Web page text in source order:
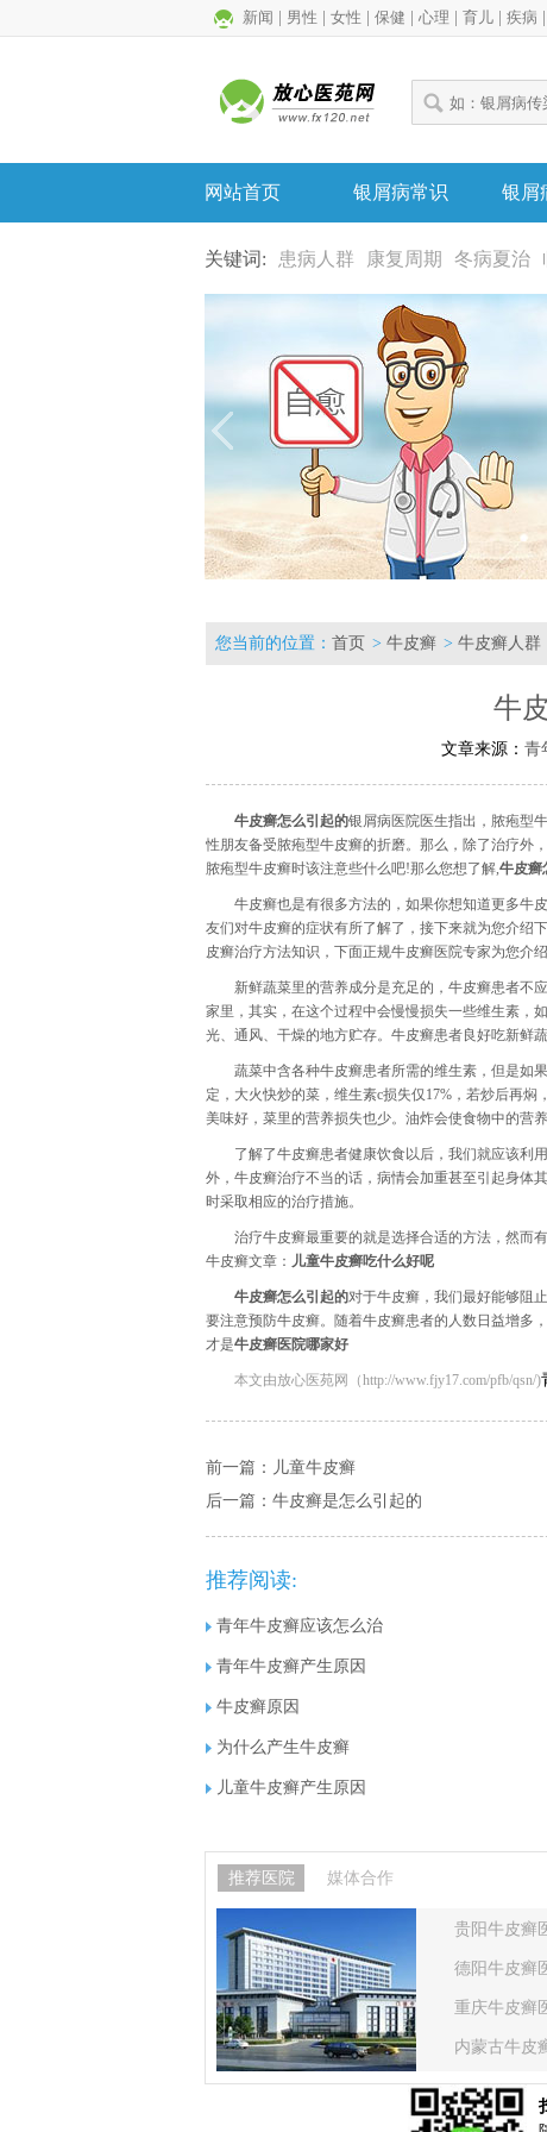
新闻 男性 女性 保健 心理 育儿 疾病
网站首页 银屑病常识 银屑
关键词: 患病人群 康复周期 冬病夏治
您当前的位置： 首页 > 牛皮癣 > 牛皮癣人群
牛
文章来源： 青
牛皮癣怎么引起的银屑病医院医生指出，脓疱型
性朋友备受脓疱型牛皮癣的折磨。那么，除了治疗外
脓疱型牛皮癣时该注意些什么吧!那么您想了解,牛皮癣
牛皮癣也是有很多方法的，如果你想知道更多牛
友们对牛皮癣的症状有所了解了，接下来就为您介绍下
皮癣治疗方法知识，下面正规牛皮癣医院专家为您介绍
新鲜蔬菜里的营养成分是充足的，牛皮癣患者不
家里，其实，在这个过程中会慢慢损失一些维生素，
光、通风、干燥的地方贮存。牛皮癣患者良好吃新鲜
蔬菜中含各种牛皮癣患者所需的维生素，但是如
定，大火快炒的菜，维生素c损失仅17%，若炒后再
美味好，菜里的营养损失也少。油炸会使食物中的营
了解了牛皮癣患者健康饮食以后，我们就应该利
外，牛皮癣治疗不当的话，病情会加重甚至引起身体
时采取相应的治疗措施。
治疗牛皮癣最重要的就是选择合适的方法，然而
牛皮癣文章： 儿童牛皮癣吃什么好呢
牛皮癣怎么引起的对于牛皮癣，我们最好能够阻
要注意预防牛皮癣。随着牛皮癣患者的人数日益增多
才是牛皮癣医院哪家好
本文由放心医苑网（http://www.fjy17.com/pfb/qsn/)
前一篇： 儿童牛皮癣
后一篇： 牛皮癣是怎么引起的
推荐阅读:
青年牛皮癣应该怎么治
青年牛皮癣产生原因
牛皮癣原因
为什么产生牛皮癣
儿童牛皮癣产生原因
推荐医院 媒体合作
贵阳牛皮癣
德阳牛皮癣
重庆牛皮癣
内蒙古牛皮
甘肃牛皮癣
山东牛皮癣